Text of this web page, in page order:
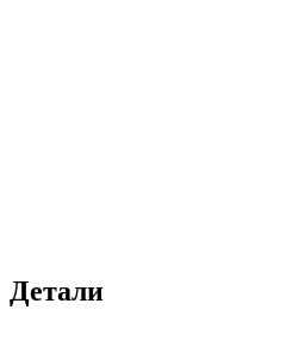
Детали